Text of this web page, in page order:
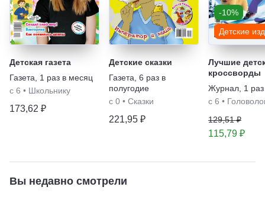
Детская газета
Газета
1 раз в месяц
с 6 • Школьнику
173,62 ₽
Детские сказки
Газета 6 раз в
полугодие
с 0 • Сказки
221,95 ₽
-10%
Детские
Лучшие
кроссворды
Журнал 1
с 6 •
129,51 ₽
115,79 ₽
Вы недавно смотрели